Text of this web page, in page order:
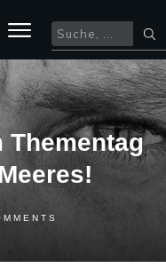
Thementag